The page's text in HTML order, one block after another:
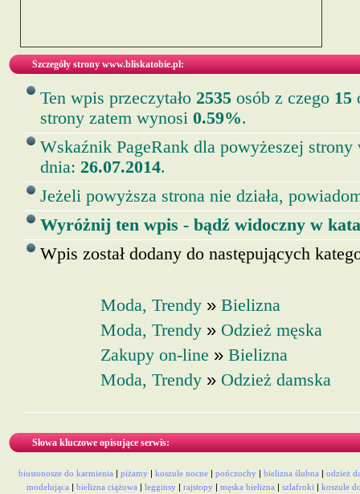
Szczegóły strony www.bliskatobie.pl:
Ten wpis przeczytało 2535 osób z czego 15
strony zatem wynosi 0.59%.
Wskaźnik PageRank dla powyżeszej strony
dnia: 26.07.2014.
Jeżeli powyższa strona nie działa,
Wyróżnij ten wpis - bądź widoczny w
Wpis został dodany do następujących
Moda, Trendy » Bielizna
Moda, Trendy » Odzież męska
Zakupy on-line » Bielizna
Moda, Trendy » Odzież damska
Słowa kluczowe opisujące serwis:
biustonosze do karmienia | piżamy | koszule nocne | pończochy | bielizna ślubna | odzież
modelująca | bielizna ciążowa | legginsy | rajstopy | męska bielizna | szlafroki | koszule